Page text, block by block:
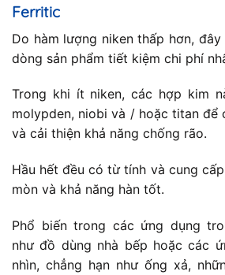
Ferritic
Do hàm lượng niken thấp hơn,
dòng sản phẩm tiết kiệm chi phí
Trong khi ít niken, các hợp kim
molypden, niobi và / hoặc titan để
và cải thiện khả năng chống rão.
Hầu hết đều có từ tính và cung
mòn và khả năng hàn tốt.
Phổ biến trong các ứng dụng
như đồ dùng nhà bếp hoặc các
nhìn, chẳng hạn như ống xả,